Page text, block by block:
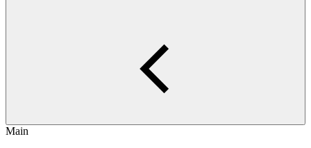
Main